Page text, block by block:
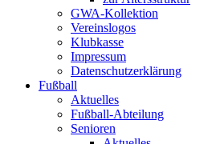
GWA-Kollektion
Vereinslogos
Klubkasse
Impressum
Datenschutzerklärung
Fußball
Aktuelles
Fußball-Abteilung
Senioren